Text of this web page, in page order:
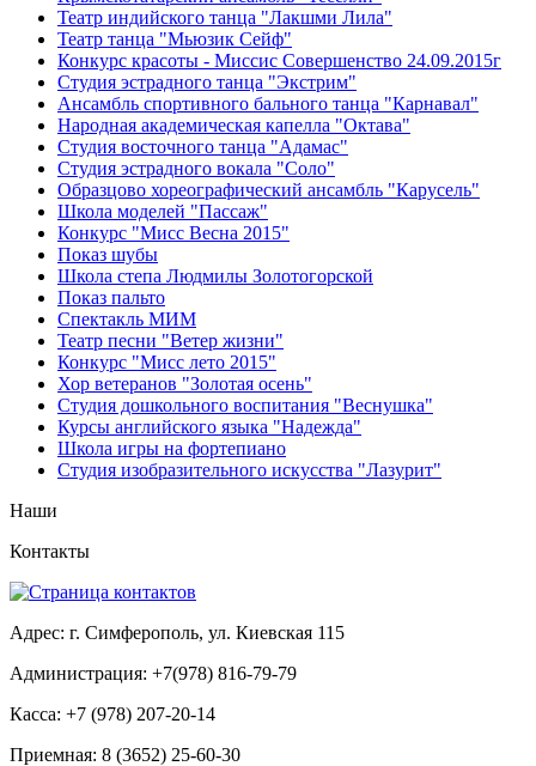
Театр индийского танца "Лакшми Лила"
Театр танца "Мьюзик Сейф"
Конкурс красоты - Миссис Совершенство 24.09.2015г
Студия эстрадного танца "Экстрим"
Ансамбль спортивного бального танца "Карнавал"
Народная академическая капелла "Октава"
Студия восточного танца "Адамас"
Студия эстрадного вокала "Соло"
Образцово хореографический ансамбль "Карусель"
Школа моделей "Пассаж"
Конкурс "Мисс Весна 2015"
Показ шубы
Школа степа Людмилы Золотогорской
Показ пальто
Спектакль МИМ
Театр песни "Ветер жизни"
Конкурс "Мисс лето 2015"
Хор ветеранов "Золотая осень"
Студия дошкольного воспитания "Веснушка"
Курсы английского языка "Надежда"
Школа игры на фортепиано
Студия изобразительного искусства "Лазурит"
Наши
Контакты
Адрес: г. Симферополь, ул. Киевская 115
Администрация: +7(978) 816-79-79
Касса: +7 (978) 207-20-14
Приемная: 8 (3652) 25-60-30